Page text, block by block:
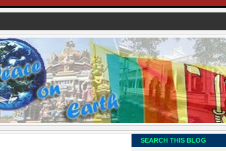
SEARCH THIS BLOG